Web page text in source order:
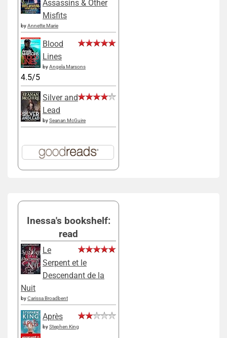
Assassins & Other
Misfits
byAnnette Marie
Blood
Lines
byAngela Marsons
4.5/5
Silver and
Lead
bySeanan McGuire
Inessa's bookshelf:
read
Le
Serpent et le
Descendant de la
Nuit
byCarissa Broadbent
Après
byStephen King